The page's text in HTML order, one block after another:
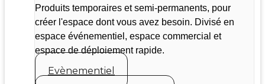
Produits temporaires et semi-permanents, pour
créer l'espace dont vous avez besoin. Divisé en
espace événementiel, espace commercial et
espace de déploiement rapide.
Evènementiel